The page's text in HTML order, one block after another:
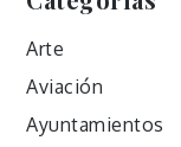
Arte
Aviación
Ayuntamientos